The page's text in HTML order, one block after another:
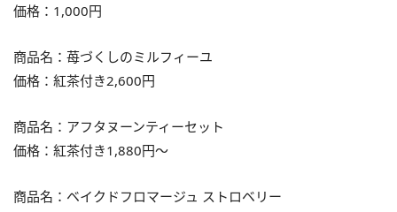
価格：1,000円
商品名：苺づくしのミルフィーユ
価格：紅茶付き2,600円
商品名：アフタヌーンティーセット
価格：紅茶付き1,880円～
商品名：ベイクドフロマージュ ストロベリー